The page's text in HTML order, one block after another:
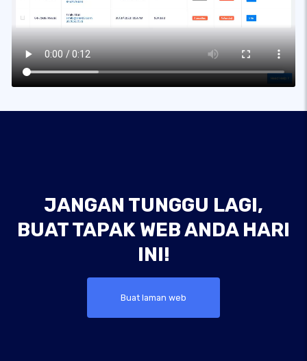
JANGAN TUNGGU LAGI,
BUAT TAPAK WEB ANDA HARI
INI!
Buat laman web